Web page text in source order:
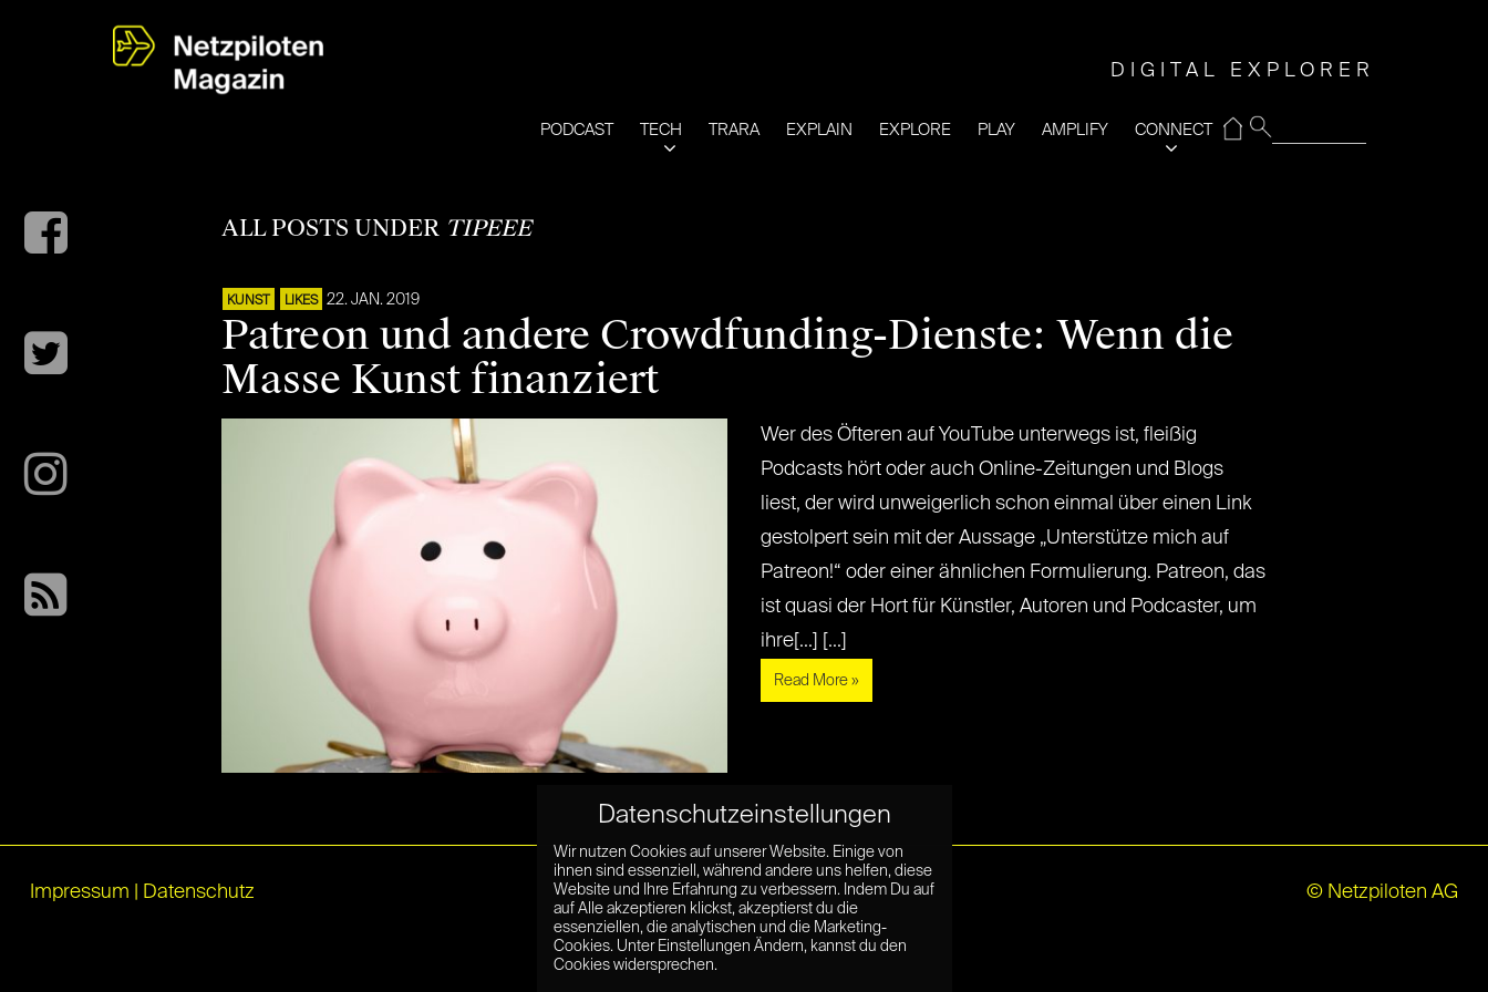
DIGITAL EXPLORER
PODCAST TECH TRARA EXPLAIN EXPLORE PLAY AMPLIFY CONNECT
⌂
ALL POSTS UNDER TIPEEE
KUNST LIKES 22. JAN. 2019
Patreon und andere Crowdfunding-Dienste: Wenn die
Masse Kunst finanziert
Wer des Öfteren auf YouTube unterwegs ist, fleißig
Podcasts hört oder auch Online-Zeitungen und Blogs
liest, der wird unweigerlich schon einmal über einen Link
gestolpert sein mit der Aussage „Unterstütze mich auf
Patreon!“ oder einer ähnlichen Formulierung. Patreon, das
ist quasi der Hort für Künstler, Autoren und Podcaster, um
ihre[...] [...]
Read More »
Impressum Datenschutz © Netzpiloten AG
Datenschutzeinstellungen
Wir nutzen Cookies auf unserer Website. Einige von
ihnen sind essenziell, während andere uns helfen, diese
Website und Ihre Erfahrung zu verbessern. Indem Du auf
auf Alle akzeptieren klickst, akzeptierst du die
essenziellen, die analytischen und die Marketing-
Cookies. Unter Einstellungen Ändern, kannst du den
Cookies widersprechen.